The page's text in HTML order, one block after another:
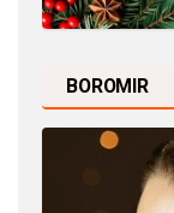
BOROMIR